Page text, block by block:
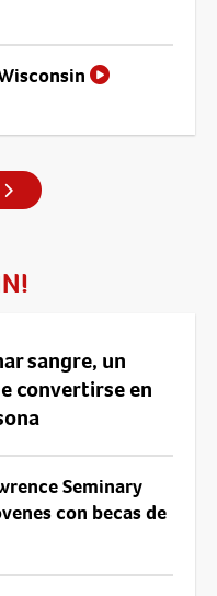
sangre, un
convertirse en
Seminary
con becas de